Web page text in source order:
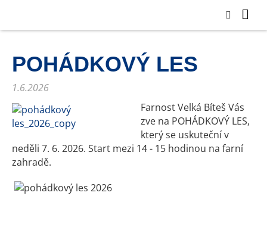
POHÁDKOVÝ LES
1.6.2026
Farnost Velká Bíteš Vás
zve na POHÁDKOVÝ LES,
který se uskuteční v
neděli 7. 6. 2026. Start mezi 14 - 15 hodinou na farní
zahradě.